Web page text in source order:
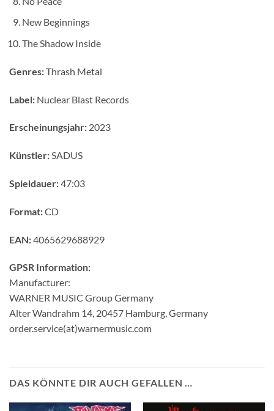
New Beginnings
The Shadow Inside
Genres:Thrash Metal
Label: Nuclear Blast Records
Erscheinungsjahr: 2023
Künstler:SADUS
Spieldauer:47:03
Format:CD
EAN:4065629688929
GPSR Information:
Manufacturer:
WARNER MUSIC Group Germany
Alter Wandrahm 14, 20457 Hamburg, Germany
order.service(at)warnermusic.com
DAS KÖNNTE DIR AUCH GEFALLEN …